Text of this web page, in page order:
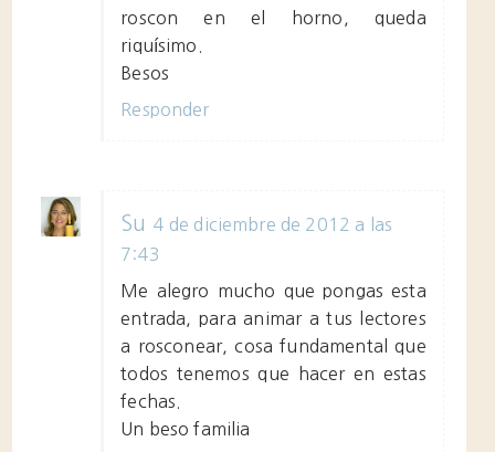
roscon en el horno, queda
riquísimo.
Besos
Responder
Su 4 de diciembre de 2012 a las
7:43
Me alegro mucho que pongas esta
entrada, para animar a tus lectores
a rosconear, cosa fundamental que
todos tenemos que hacer en estas
fechas.
Un beso familia